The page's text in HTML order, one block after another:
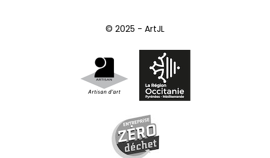
© 2025 - ArtJL